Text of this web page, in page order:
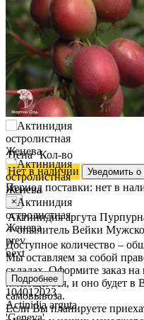
prev
next
Подробнее
104012023
Аctinidia arguta
'Geneva'
Цена Кол-во
Нет в наличии
Уведомить о
Период поставки: нет в
×
Актинидия аргута
+ опылитель Вейки
Доступное количество –
Мы оставляем за собой
складах. Оформите заказ
имеющегося, и оно будет в
самовывоза.
Если Вы планируете